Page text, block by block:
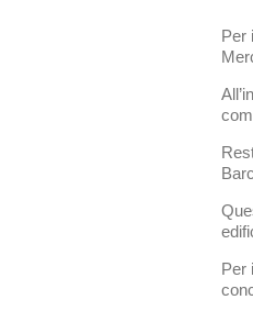
Per
Per